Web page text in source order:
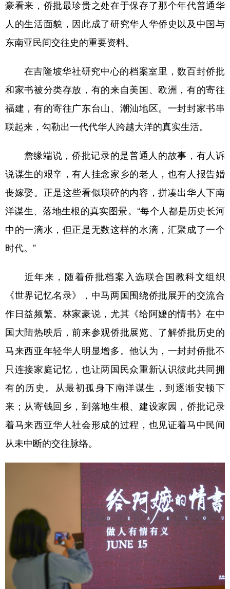
豪看来，侨批最珍贵之处在于保存了那个年代普通华
人的生活面貌，因此成了研究华人华侨史以及中国与
东南亚民间交往史的重要资料。
在吉隆坡华社研究中心的档案室里，数百封侨批
和家书被分类存放，有的来自美国、欧洲，有的寄往
福建，有的寄往广东台山、潮汕地区。一封封家书串
联起来，勾勒出一代代华人跨越大洋的真实生活。
詹缘端说，侨批记录的是普通人的故事，有人诉
说谋生的艰辛，有人挂念家乡的老人，也有人报告婚
丧嫁娶。正是这些看似琐碎的内容，拼凑出华人下南
洋谋生、落地生根的真实图景。“每个人都是历史长河
中的一滴水，但正是无数这样的水滴，汇聚成了一个
时代。”
近年来，随着侨批档案入选联合国教科文组织
《世界记忆名录》，中马两国围绕侨批展开的交流合
作日益频繁。林家豪说，尤其《给阿嬷的情书》在中
国大陆热映后，前来参观侨批展览、了解侨批历史的
马来西亚年轻华人明显增多。他认为，一封封侨批不
只连接家庭记忆，也让两国民众重新认识彼此共同拥
有的历史。从最初孤身下南洋谋生，到逐渐安顿下
来；从寄钱回乡，到落地生根、建设家园，侨批记录
着马来西亚华人社会形成的过程，也见证着马中民间
从未中断的交往脉络。